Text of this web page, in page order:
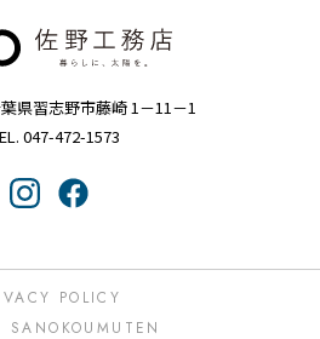
県習志野市藤崎 1－11－1
047-472-1573
POLICY